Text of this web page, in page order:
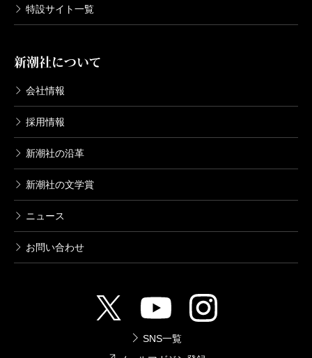
特設サイト一覧
新潮社について
会社情報
採用情報
新潮社の沿革
新潮社の文学賞
ニュース
お問い合わせ
SNS一覧